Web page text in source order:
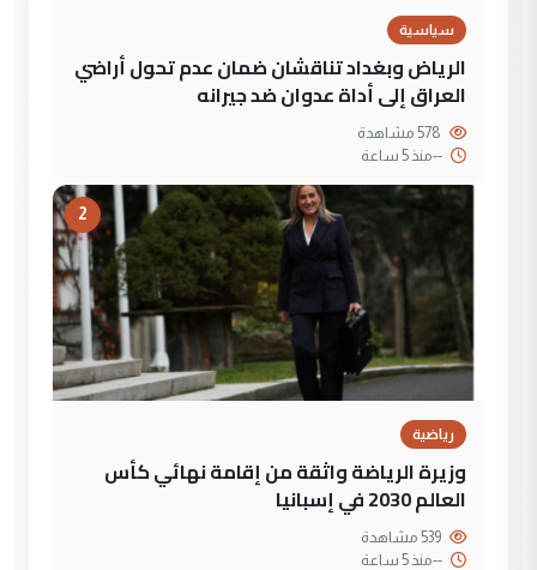
سياسية
الرياض وبغداد تناقشان ضمان عدم تحول أراضي
العراق إلى أداة عدوان ضد جيرانه
--منذ 5 ساعة
2
رياضية
وزيرة الرياضة واثقة من إقامة نهائي كأس
العالم 2030 في إسبانيا
--منذ 5 ساعة